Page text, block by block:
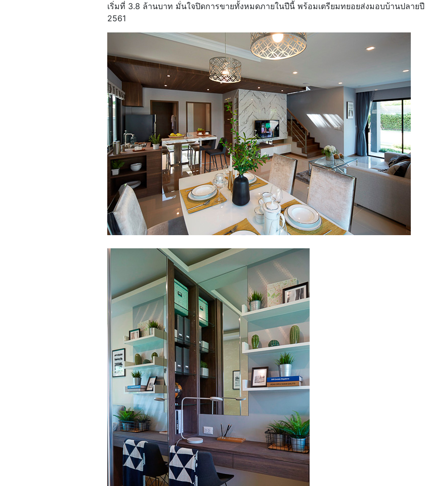
เริ่มที่ 3.8 ล้านบาท มั่นใจปิดการขายทั้งหมดภายในปีนี้ พร้อมเตรียมทยอยส่งมอบบ้านปลายปี
2561